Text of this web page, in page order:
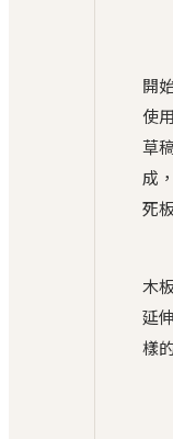
開
使
草
成
死
木
延
樣